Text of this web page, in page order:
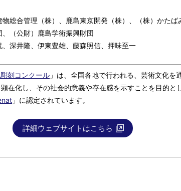
総合管理（株）、鹿島東京開発（株）、（株）かたば
（公財）鹿島学術振興財団
深井隆、伊東豊雄、藤森照信、押味至一
刻コンクール 」は、全国各地で行われる、芸術文化を
顕在化し、その社会的意義や存在感を示すことを目的と
」に認定されています。
詳細ウェブサイトはこちら